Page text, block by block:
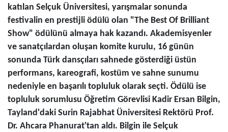
katılan Selçuk Üniversitesi, yarışmalar sonunda
festivalin en prestijli ödülü olan "The Best Of Brilliant
Show" ödülünü almaya hak kazandı. Akademisyenler
ve sanatçılardan oluşan komite kurulu, 16 günün
sonunda Türk dansçıları sahnede gösterdiği üstün
performans, kareografi, kostüm ve sahne sunumu
nedeniyle en başarılı topluluk olarak seçti. Ödülü ise
topluluk sorumlusu Öğretim Görevlisi Kadir Ersan Bilgin,
Tayland'daki Surin Rajabhat Üniversitesi Rektörü Prof.
Dr. Ahcara Phanurat'tan aldı. Bilgin ile Selçuk